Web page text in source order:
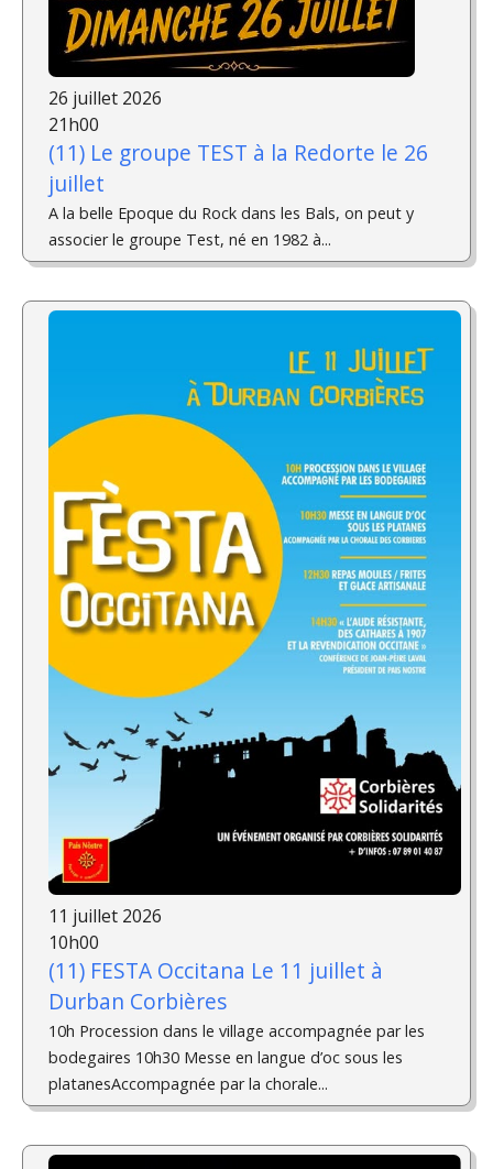
26 juillet 2026
21h00
(11) Le groupe TEST à la Redorte le 26
juillet
A la belle Epoque du Rock dans les Bals, on peut y
associer le groupe Test, né en 1982 à...
11 juillet 2026
10h00
(11) FESTA Occitana Le 11 juillet à
Durban Corbières
10h Procession dans le village accompagnée par les
bodegaires 10h30 Messe en langue d’oc sous les
platanesAccompagnée par la chorale...